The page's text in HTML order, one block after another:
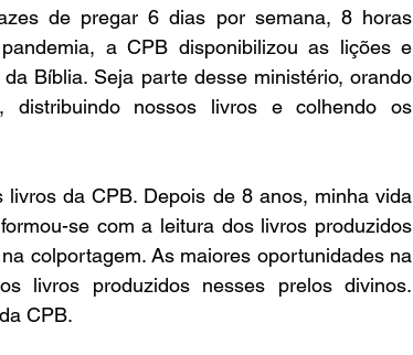
de pregar 6 dias por semana, 8 horas
a CPB disponibilizou as lições e
Bíblia. Seja parte desse ministério, orando
distribuindo nossos livros e colhendo os
da CPB. Depois de 8 anos, minha vida
se com a leitura dos livros produzidos
colportagem. As maiores oportunidades na
livros produzidos nesses prelos divinos.
CPB.